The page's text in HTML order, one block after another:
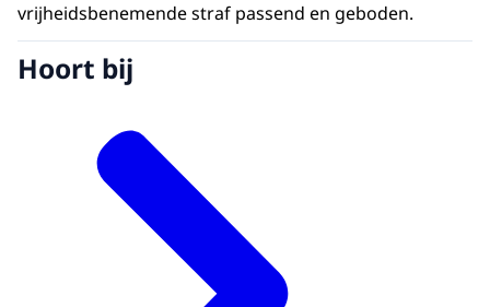
vrijheidsbenemende straf passend en geboden.
Hoort bij